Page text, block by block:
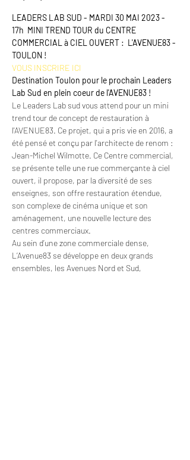
LEADERS LAB SUD - MARDI 30 MAI 2023 -
17h MINI TREND TOUR du CENTRE
COMMERCIAL à CIEL OUVERT :  L'AVENUE83 -
TOULON !
VOUS INSCRIRE ICI
Destination Toulon pour le prochain Leaders
Lab Sud en plein coeur de l'AVENUE83 !
Le Leaders Lab sud vous attend pour un mini
trend tour de concept de restauration à
l'AVENUE83. Ce projet, qui a pris vie en 2016, a
été pensé et conçu par l'architecte de renom :
Jean-Michel Wilmotte. Ce Centre commercial,
se présente telle une rue commerçante à ciel
ouvert, il propose, par la diversité de ses
enseignes, son offre restauration étendue,
son complexe de cinéma unique et son
aménagement, une nouvelle lecture des
centres commerciaux.
Au sein d’une zone commerciale dense,
L’Avenue83 se développe en deux grands
ensembles, les Avenues Nord et Sud,